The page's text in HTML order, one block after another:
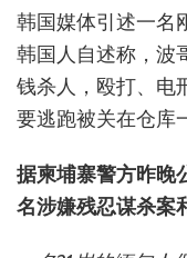
韩国媒体引述一名
韩国人自述称，波
钱杀人，殴打、电
要逃跑被关在仓库
据柬埔寨警方昨晚
名涉嫌残忍谋杀案